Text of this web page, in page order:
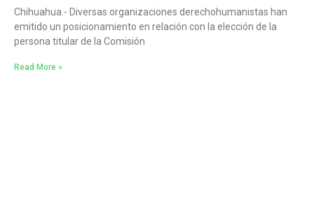
Chihuahua.- Diversas organizaciones derechohumanistas han
emitido un posicionamiento en relación con la elección de la
persona titular de la Comisión
Read More »